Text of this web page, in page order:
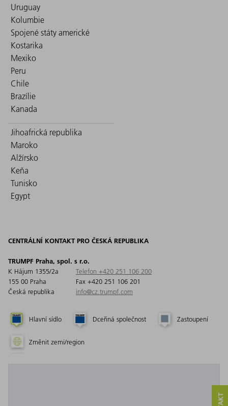
Uruguay
Kolumbie
Spojené státy americké
Kostarika
Mexiko
Peru
Chile
Brazílie
Kanada
Jihoafrická republika
Maroko
Alžírsko
Keňa
Tunisko
Egypt
CENTRÁLNÍ KONTAKT PRO ČESKÁ REPUBLIKA
TRUMPF Praha, spol. s r.o.
K Hájum 1355/2a
155 00 Praha
Česká republika
Telefon +420 251 106 200
Fax +420 251 106 201
info@cz.trumpf.com
Hlavní sídlo Dceřiná společnost Zastoupení
Změnit zemi/region